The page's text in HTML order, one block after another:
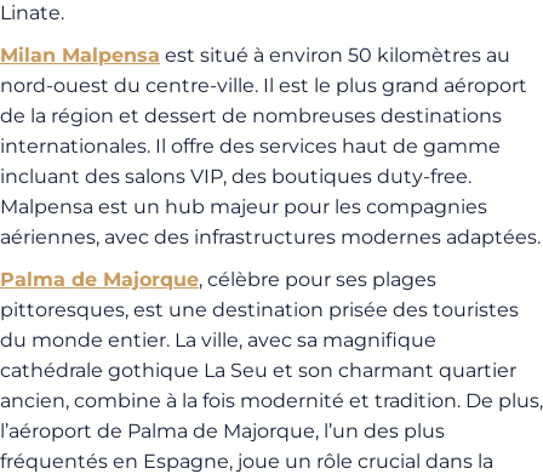
Linate.
Milan Malpensa est situé à environ 50 kilomètres au
nord-ouest du centre-ville. Il est le plus grand aéroport
de la région et dessert de nombreuses destinations
internationales. Il offre des services haut de gamme
incluant des salons VIP, des boutiques duty-free.
Malpensa est un hub majeur pour les compagnies
aériennes, avec des infrastructures modernes adaptées.
Palma de Majorque, célèbre pour ses plages
pittoresques, est une destination prisée des touristes
du monde entier. La ville, avec sa magnifique
cathédrale gothique La Seu et son charmant quartier
ancien, combine à la fois modernité et tradition. De plus,
l’aéroport de Palma de Majorque, l’un des plus
fréquentés en Espagne, joue un rôle crucial dans la